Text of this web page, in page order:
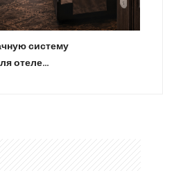
систему
отеле…